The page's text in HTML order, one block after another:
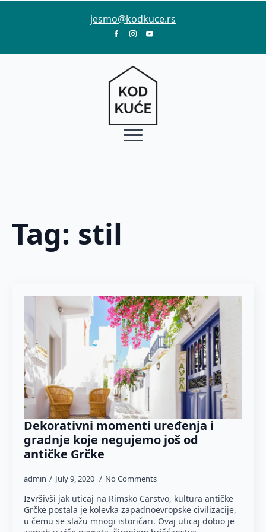
jesmo@kodkuce.rs
Tag: stil
Dekorativni momenti uređenja i
gradnje koje negujemo još od
antičke Grčke
admin July 9, 2020 No Comments
Izvršivši jak uticaj na Rimsko Carstvo, kultura antičke
Grčke postala je kolevka zapadnoevropske civilizacije,
u čemu se slažu mnogi istoričari. Ovaj uticaj dobio je